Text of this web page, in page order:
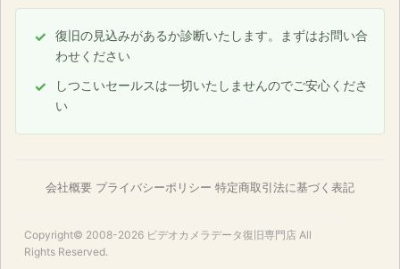
復旧の見込みがあるか診断いたします。まずはお問い合
わせください
しつこいセールスは一切いたしませんのでご安心くださ
い
会社概要 プライバシーポリシー 特定商取引法に基づく表記
Copyright© 2008-2026 ビデオカメラデータ復旧専門店 All
Rights Reserved.